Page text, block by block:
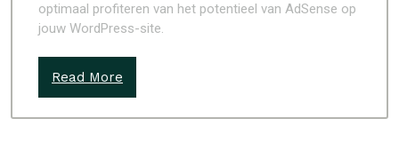
optimaal profiteren van het potentieel van AdSense op
jouw WordPress-site.
Read More